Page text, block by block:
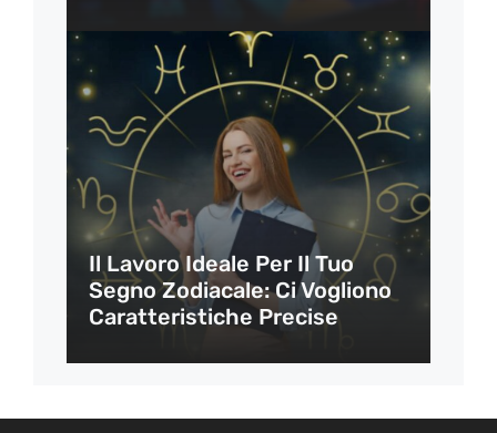
Il Lavoro Ideale Per Il Tuo
Segno Zodiacale: Ci Vogliono
Caratteristiche Precise